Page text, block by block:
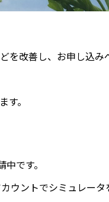
を改善し、お申し込
。
です。
ントでシミュレータ